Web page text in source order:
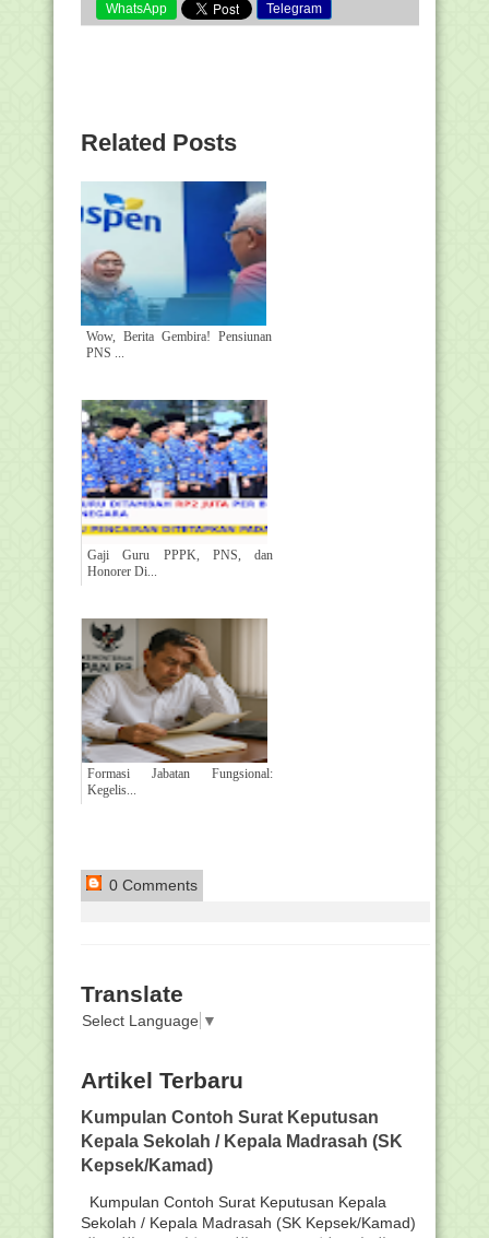
WhatsApp Telegram
Related Posts
Wow, Berita Gembira! Pensiunan
PNS ...
Gaji Guru PPPK, PNS, dan
Honorer Di...
Formasi Jabatan Fungsional:
Kegelis...
0 Comments
Translate
Select Language ▼
Artikel Terbaru
Kumpulan Contoh Surat Keputusan
Kepala Sekolah / Kepala Madrasah (SK
Kepsek/Kamad)
Kumpulan Contoh Surat Keputusan Kepala
Sekolah / Kepala Madrasah (SK Kepsek/Kamad)